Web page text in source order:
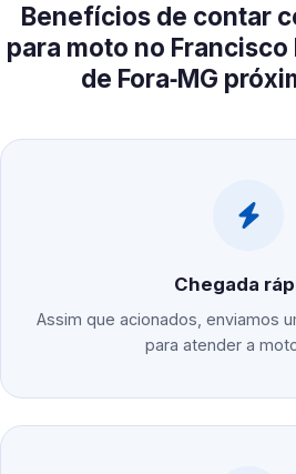
Benefícios de contar
para moto no
de Fora‑MG
Chegada
Assim que acionados, enviamos
para atender a